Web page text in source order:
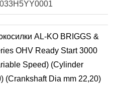
AL-KO BRIGGS &
OHV Ready Start 3000
Speed) (Cylinder
(Crankshaft Dia mm 22,20)